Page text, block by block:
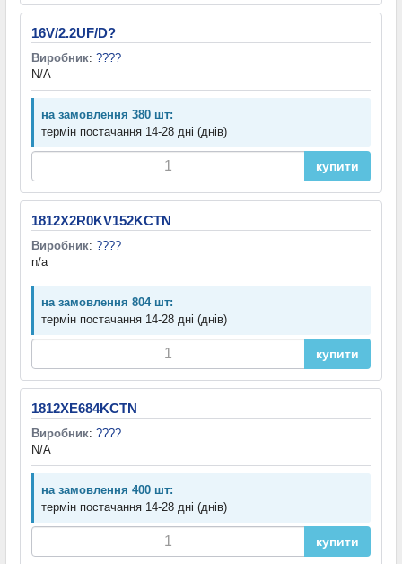
16V/2.2UF/D?
Виробник: ????
N/A
на замовлення 380 шт:
термін постачання 14-28 дні (днів)
купити
1812X2R0KV152KCTN
Виробник: ????
n/a
на замовлення 804 шт:
термін постачання 14-28 дні (днів)
купити
1812XE684KCTN
Виробник: ????
N/A
на замовлення 400 шт:
термін постачання 14-28 дні (днів)
купити